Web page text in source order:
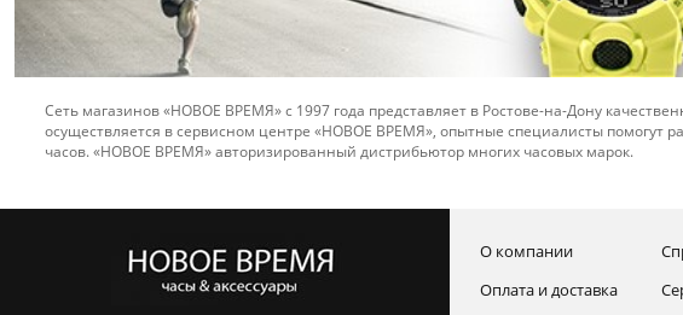
Сеть магазинов «НОВОЕ ВРЕМЯ» с 1997 года представляет в Ростове-на-Дону
осуществляется в сервисном центре «НОВОЕ ВРЕМЯ», опытные специалисты помогут
часов. «НОВОЕ ВРЕМЯ» авторизированный дистрибьютор многих часовых марок.
О компании
Оплата и доставка